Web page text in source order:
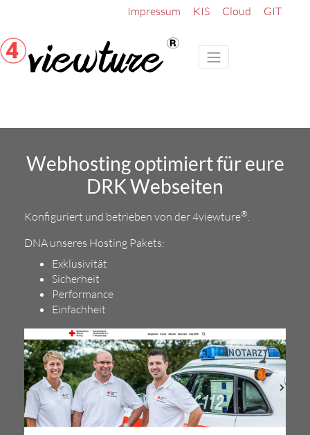
Impressum KIS Cloud GIT
Webhosting optimiert für eure
DRK Webseiten
Konfiguriert und betrieben von der 4viewture®
DNA unseres Hosting Pakets:
Exklusivität
Sicherheit
Performance
Einfachheit